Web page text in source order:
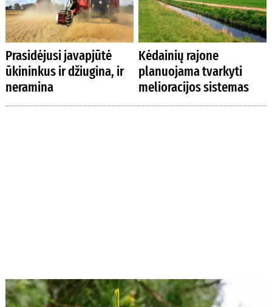
Prasidėjusi javapjūtė
ūkininkus ir džiugina, ir
neramina
Kėdainių rajone
planuojama tvarkyti
melioracijos sistemas